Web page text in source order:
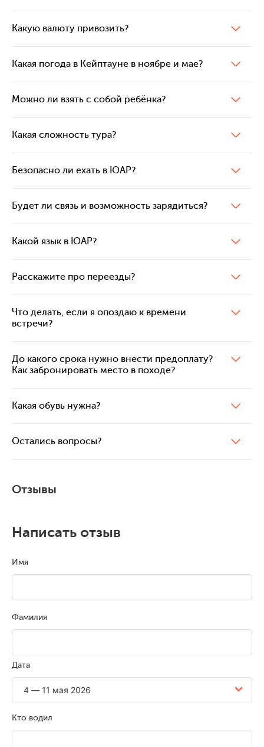
Какую валюту привозить?
Какая погода в Кейптауне в ноябре и мае?
Можно ли взять с собой ребёнка?
Какая сложность тура?
Безопасно ли ехать в ЮАР?
Будет ли связь и возможность зарядиться?
Какой язык в ЮАР?
Расскажите про переезды?
Что делать, если я опоздаю к времени
встречи?
До какого срока нужно внести предоплату?
Как забронировать место в походе?
Какая обувь нужна?
Остались вопросы?
Отзывы
Написать отзыв
Имя
Фамилия
Дата
Кто водил